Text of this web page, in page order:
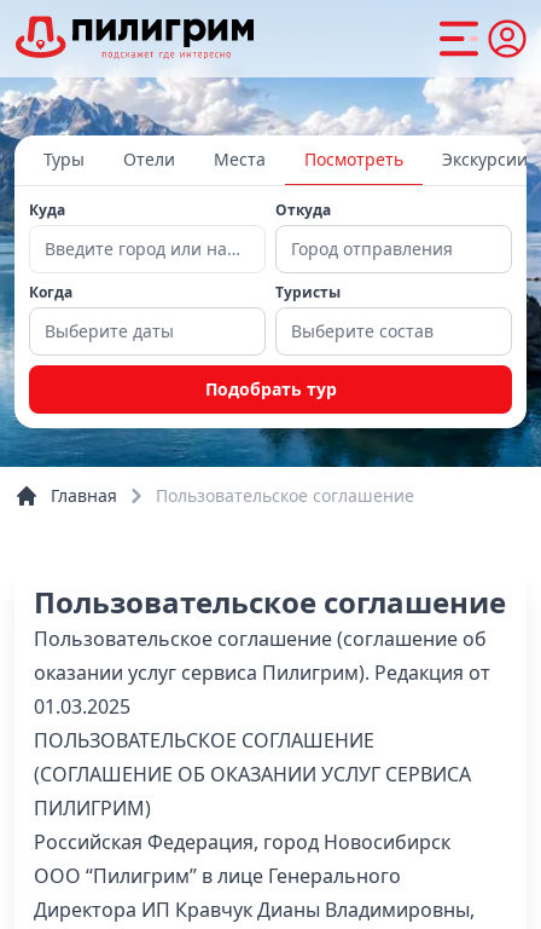
Туры Отели Места Посмотреть Экскурсии
Куда
Введите город или направление
Откуда
Город отправления
Когда
Выберите даты
Туристы
Выберите состав
Подобрать тур
Главная Пользовательское соглашение
Пользовательское соглашение
Пользовательское соглашение (соглашение об
оказании услуг сервиса Пилигрим). Редакция от
01.03.2025
ПОЛЬЗОВАТЕЛЬСКОЕ СОГЛАШЕНИЕ
(СОГЛАШЕНИЕ ОБ ОКАЗАНИИ УСЛУГ СЕРВИСА
ПИЛИГРИМ)
Российская Федерация, город Новосибирск
ООО “Пилигрим” в лице Генерального
Директора ИП Кравчук Дианы Владимировны,